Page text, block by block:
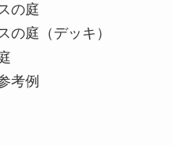
の庭
の庭（デッキ）
考例